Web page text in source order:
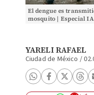
El dengue es
mosquito | Especial
YARELI RAFAEL
Ciudad de México /